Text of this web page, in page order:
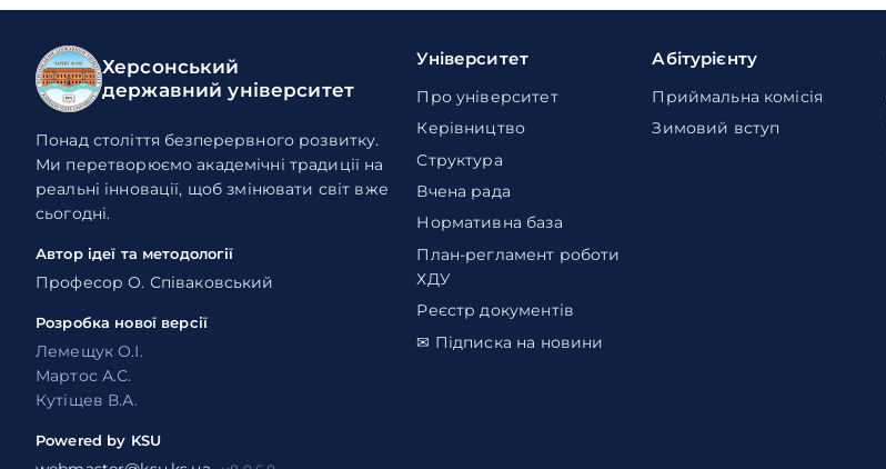
Херсонський
державний університет
Понад століття безперервного розвитку.
Ми перетворюємо академічні традиції на
реальні інновації, щоб змінювати світ вже
сьогодні.
Автор ідеї та методології
Професор О. Співаковський
Розробка нової версії
Лемещук О.І.
Мартос А.С.
Кутіщев В.А.
Powered by KSU
Університет
Про університет
Керівництво
Структура
Вчена рада
Нормативна база
План-регламент роботи
ХДУ
Реєстр документів
✉ Підписка на новини
Абітурієнту
Приймальна комісія
Зимовий вступ